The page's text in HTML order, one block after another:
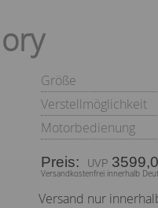
Größe
Verstellmöglichkeit
Motorbedienung
Preis:
Versandkostenfrei innerhalb
Versand nur